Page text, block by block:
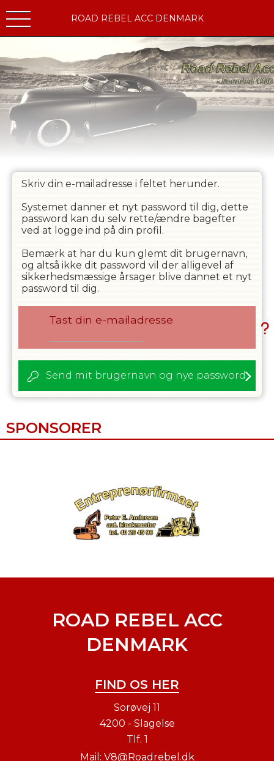
ROAD REBEL ACC DENMARK
Skriv din e-mailadresse i feltet herunder.
Systemet danner et nyt password til dig, dette
password kan du selv rette/ændre bagefter
ved at logge ind på din profil.
Bemærk at har du kun glemt dit brugernavn,
og altså ikke dit password vil der alligevel af
sikkerhedsmæssige årsager blive dannet et nyt
password til dig.
Tast din e-mailadresse
Send mit brugernavn og nye password
SPONSORER
ROAD REBEL ACC
DENMARK
FIND OS HER
Sorøvej 11
4200 - Slagelse
Tlf. 1
Mail: V8@Roadrebel.dk